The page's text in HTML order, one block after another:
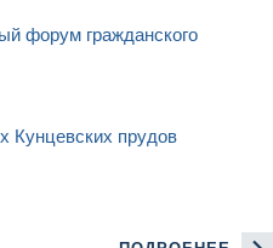
форум гражданского
Кунцевских прудов